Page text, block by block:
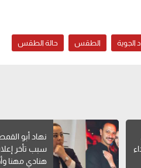
الجوية الطقس حالة الطقس
نهاد أبو
سبب تأخر
هنادي مهنا